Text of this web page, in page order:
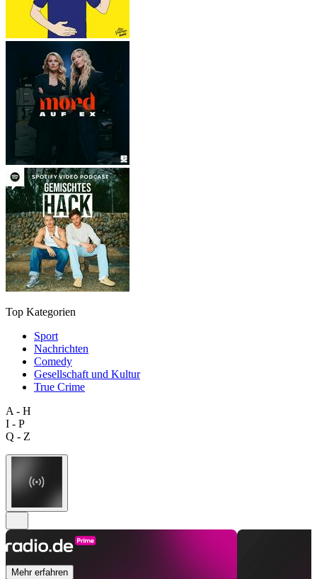
Top Kategorien
Sport
Nachrichten
Comedy
Gesellschaft und Kultur
True Crime
A - H
I - P
Q - Z
Mehr erfahren